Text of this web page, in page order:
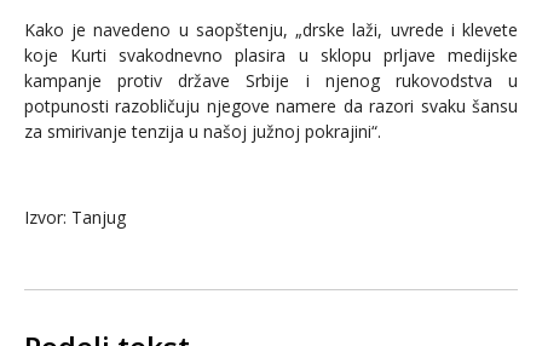
Kako je navedeno u saopštenju, „drske laži, uvrede i klevete
koje Kurti svakodnevno plasira u sklopu prljave medijske
kampanje protiv države Srbije i njenog rukovodstva u
potpunosti razobličuju njegove namere da razori svaku šansu
za smirivanje tenzija u našoj južnoj pokrajini“.
Izvor: Tanjug